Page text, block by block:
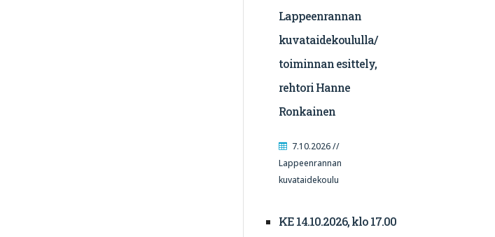
Lappeenrannan
kuvataidekoululla/
toiminnan esittely,
rehtori Hanne
Ronkainen
7.10.2026 //
Lappeenrannan
kuvataidekoulu
KE 14.10.2026, klo 17.00